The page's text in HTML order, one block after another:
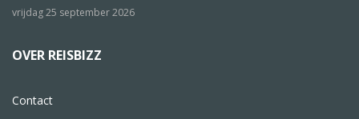
vrijdag 25 september 2026
OVER REISBIZZ
Contact